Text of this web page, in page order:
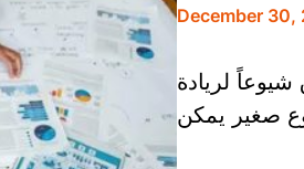
December 30,
لريادة